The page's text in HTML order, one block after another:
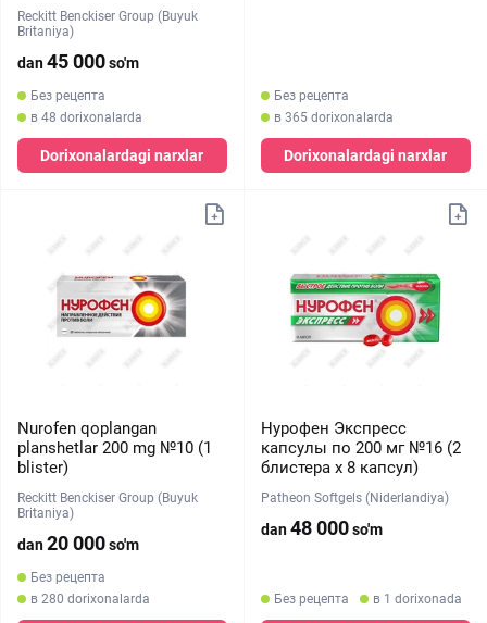
Reckitt Benckiser Group (Buyuk
Britaniya)
dan45 000so'm
Без рецепта
в 48 dorixonalarda
Dorixonalardagi narxlar
Без рецепта
в 365 dorixonalarda
Dorixonalardagi narxlar
Nurofen qoplangan
planshetlar 200 mg №10 (1
blister)
Reckitt Benckiser Group (Buyuk
Britaniya)
dan20 000so'm
Без рецепта
в 280 dorixonalarda
Нурофен Экспресс
капсулы по 200 мг №16 (2
блистера x 8 капсул)
Patheon Softgels (Niderlandiya)
dan48 000so'm
Без рецепта в 1 dorixonada